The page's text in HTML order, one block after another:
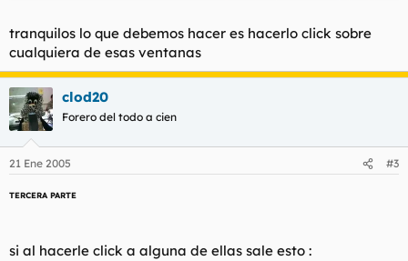
tranquilos lo que debemos hacer es hacerlo click sobre
cualquiera de esas ventanas
clod20
Forero del todo a cien
21 Ene 2005 #3
TERCERA PARTE
si al hacerle click a alguna de ellas sale esto :